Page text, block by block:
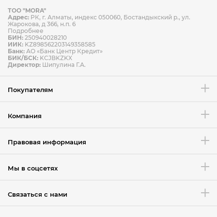
Способы оплаты Способы доставки
Условия возврата товара
ТОО "MORA"
Адрес: РК, г. Алматы, индекс 050060, Бостандыкский р., ул.
Жарокова, д 366, н.п. 6
Подробнее
БИН: 250940028210
ИИК: KZ898562203149358585
Банк: АО «Банк Центр Кредит»
БИК/БСК: KCJBKZKX
Директор: Шипулина Г.А.
Покупателям
Компания
Правовая информация
Мы в соцсетях
Связаться с нами